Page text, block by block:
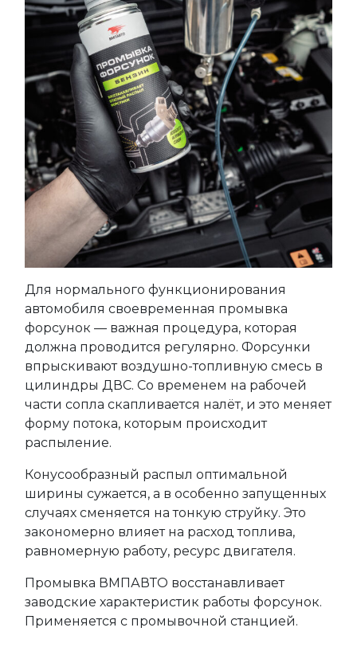
Для нормального функционирования
автомобиля своевременная промывка
форсунок — важная процедура, которая
должна проводится регулярно. Форсунки
впрыскивают воздушно-топливную смесь в
цилиндры ДВС. Со временем на рабочей
части сопла скапливается налёт, и это меняет
форму потока, которым происходит
распыление.
Конусообразный распыл оптимальной
ширины сужается, а в особенно запущенных
случаях сменяется на тонкую струйку. Это
закономерно влияет на расход топлива,
равномерную работу, ресурс двигателя.
Промывка ВМПАВТО восстанавливает
заводские характеристик работы форсунок.
Применяется c промывочной станцией.